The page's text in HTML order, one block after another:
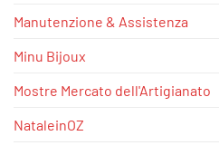
Manutenzione & Assistenza
Minu Bijoux
Mostre Mercato dell'Artigianato
NataleinOZ